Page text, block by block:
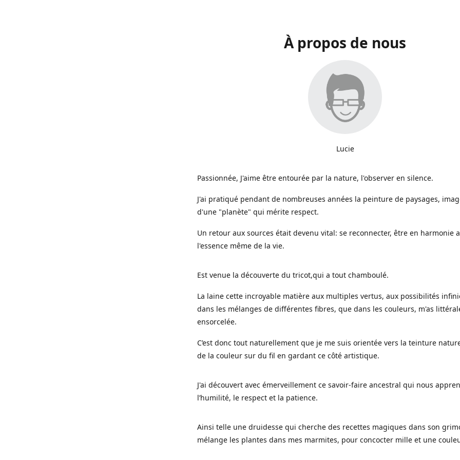
À propos de nous
Lucie
Passionnée, J'aime être entourée par la nature, l'observer en silence.
J'ai pratiqué pendant de nombreuses années la peinture de paysages,
d'une "planète" qui mérite respect.
Un retour aux sources était devenu vital: se reconnecter, être en harmonie
l'essence même de la vie.
Est venue la découverte du tricot,qui a tout chamboulé.
La laine cette incroyable matière aux multiples vertus, aux possibilités
dans les mélanges de différentes fibres, que dans les couleurs, m'as
ensorcelée.
C’est donc tout naturellement que je me suis orientée vers la teinture
de la couleur sur du fil en gardant ce côté artistique.
J'ai découvert avec émerveillement ce savoir-faire ancestral qui nous
l’humilité, le respect et la patience.
Ainsi telle une druidesse qui cherche des recettes magiques dans son
mélange les plantes dans mes marmites, pour concocter mille et une